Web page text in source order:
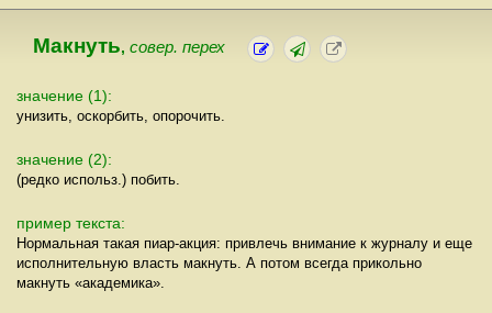
Макнуть, совер. перех
значение (1):
унизить, оскорбить, опорочить.
значение (2):
(редко использ.) побить.
пример текста:
Нормальная такая пиар-акция: привлечь внимание к журналу и еще
исполнительную власть макнуть. А потом всегда прикольно
макнуть «академика».